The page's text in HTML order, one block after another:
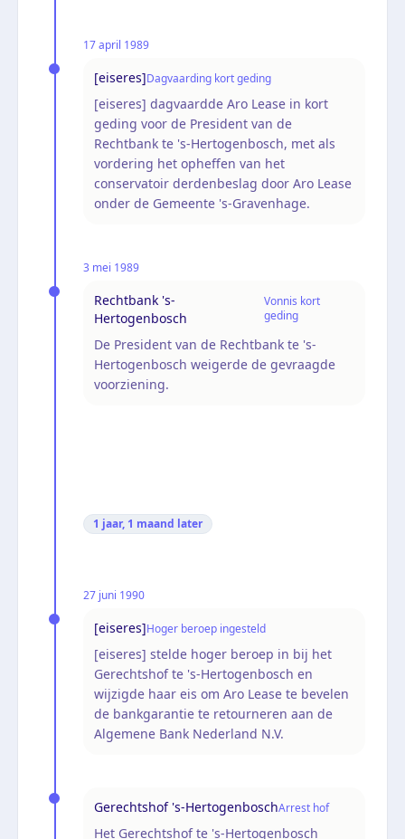
17 april 1989
[eiseres]Dagvaarding kort geding
[eiseres] dagvaardde Aro Lease in kort
geding voor de President van de
Rechtbank te 's-Hertogenbosch, met als
vordering het opheffen van het
conservatoir derdenbeslag door Aro Lease
onder de Gemeente 's-Gravenhage.
3 mei 1989
Rechtbank 's-
Hertogenbosch
Vonnis kort
geding
De President van de Rechtbank te 's-
Hertogenbosch weigerde de gevraagde
voorziening.
1 jaar, 1 maand later
27 juni 1990
[eiseres]Hoger beroep ingesteld
[eiseres] stelde hoger beroep in bij het
Gerechtshof te 's-Hertogenbosch en
wijzigde haar eis om Aro Lease te bevelen
de bankgarantie te retourneren aan de
Algemene Bank Nederland N.V.
Gerechtshof 's-HertogenboschArrest hof
Het Gerechtshof te 's-Hertogenbosch